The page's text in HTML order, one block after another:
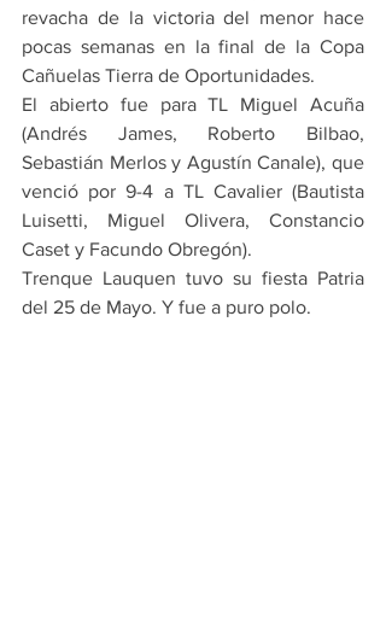
revacha de la victoria del menor hace
pocas semanas en la final de la Copa
Cañuelas Tierra de Oportunidades.
El abierto fue para TL Miguel Acuña
(Andrés James, Roberto Bilbao,
Sebastián Merlos y Agustín Canale), que
venció por 9-4 a TL Cavalier (Bautista
Luisetti, Miguel Olivera, Constancio
Caset y Facundo Obregón).
Trenque Lauquen tuvo su fiesta Patria
del 25 de Mayo. Y fue a puro polo.